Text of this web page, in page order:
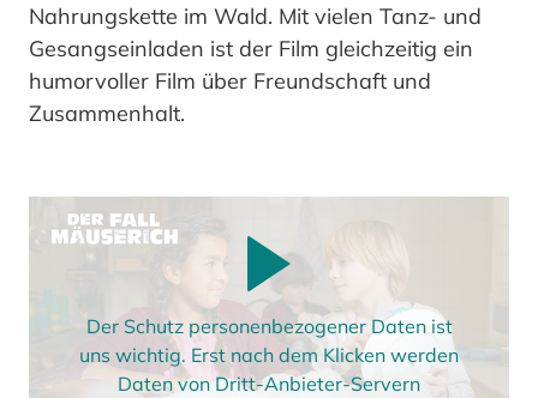
Nahrungskette im Wald. Mit vielen Tanz- und
Gesangseinladen ist der Film gleichzeitig ein
humorvoller Film über Freundschaft und
Zusammenhalt.
Der Schutz personenbezogener Daten ist
uns wichtig. Erst nach dem Klicken werden
Daten von Dritt-Anbieter-Servern